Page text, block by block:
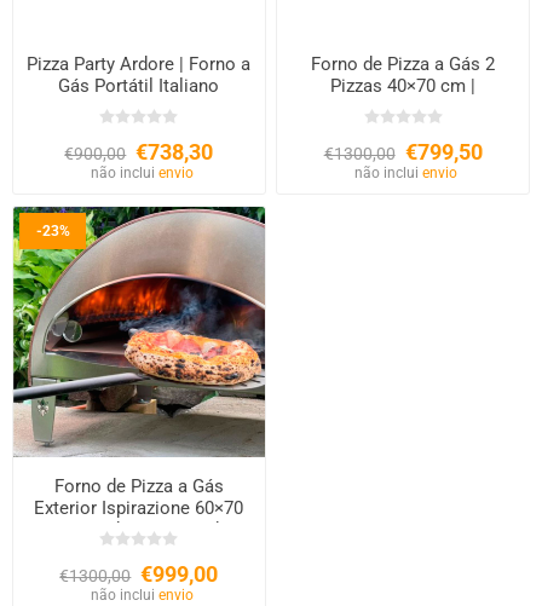
Pizza Party Ardore | Forno a
Gás Portátil Italiano
€900,00 €738,30
não inclui envio
Forno de Pizza a Gás 2
Pizzas 40×70 cm |
Emozione Large
€1300,00 €799,50
não incluienvio
-23%
Forno de Pizza a Gás
Exterior Ispirazione 60×70
cm – Acabamento Cobre
€1300,00 €999,00
não inclui envio